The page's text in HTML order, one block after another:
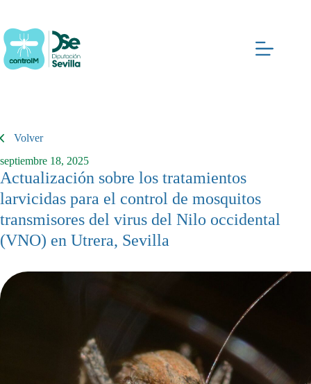
contenido
Volver
septiembre 18, 2025
Actualización sobre los tratamientos
larvicidas para el control de mosquitos
transmisores del virus del Nilo occidental
(VNO) en Utrera, Sevilla